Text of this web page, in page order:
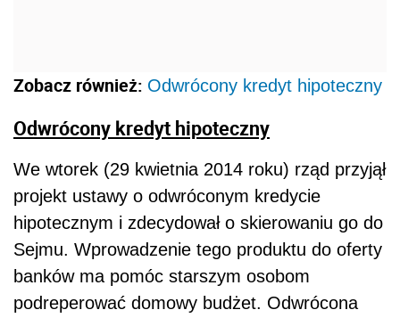
Zobacz również: Odwrócony kredyt hipoteczny
Odwrócony kredyt hipoteczny
We wtorek (29 kwietnia 2014 roku) rząd przyjął
projekt ustawy o odwróconym kredycie
hipotecznym i zdecydował o skierowaniu go do
Sejmu. Wprowadzenie tego produktu do oferty
banków ma pomóc starszym osobom
podreperować domowy budżet. Odwrócona